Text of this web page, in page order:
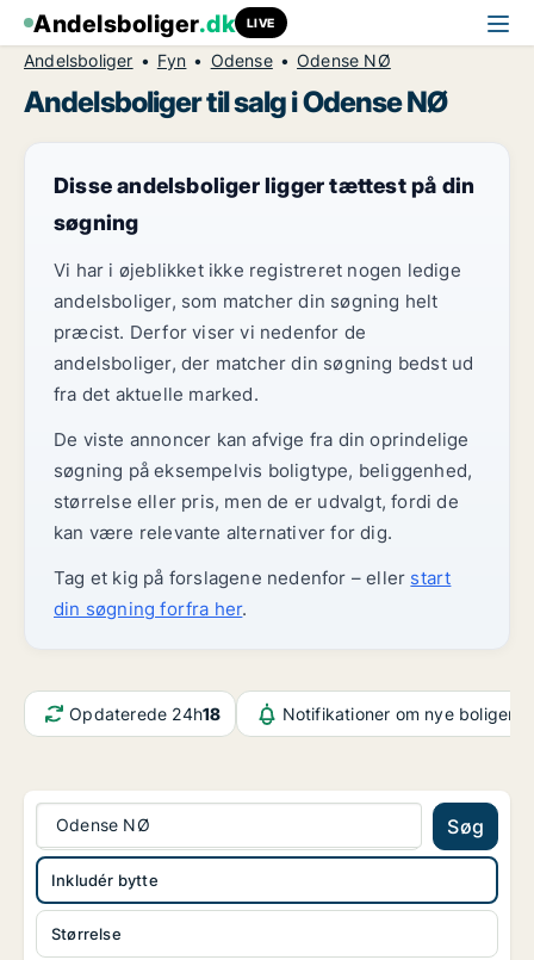
Andelsboliger.dk LIVE
Andelsboliger Fyn Odense Odense NØ
Andelsboliger til salg i Odense NØ
Disse andelsboliger ligger tættest på din
søgning
Vi har i øjeblikket ikke registreret nogen ledige
andelsboliger, som matcher din søgning helt
præcist. Derfor viser vi nedenfor de
andelsboliger, der matcher din søgning bedst ud
fra det aktuelle marked.
De viste annoncer kan afvige fra din oprindelige
søgning på eksempelvis boligtype, beliggenhed,
størrelse eller pris, men de er udvalgt, fordi de
kan være relevante alternativer for dig.
Tag et kig på forslagene nedenfor – eller start
din søgning forfra her.
Opdaterede 24h18 Notifikationer om nye boliger
Odense NØ Søg
Størrelse
Inkludér bytte